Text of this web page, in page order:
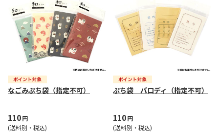
なごみぷち袋（指定不可）
110円
(送料別・税込)
ぷち袋 パロディ（指定不可）
110円
(送料別・税込)